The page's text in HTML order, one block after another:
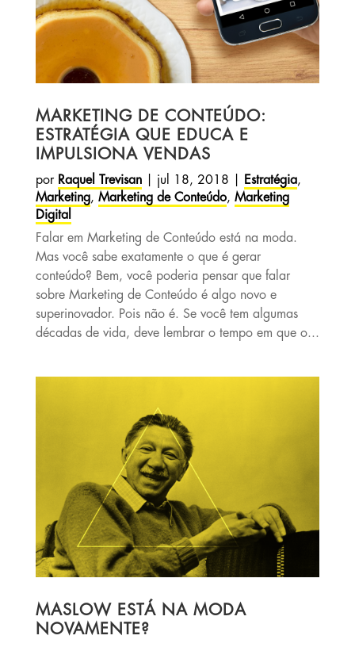
MARKETING DE CONTEÚDO:
ESTRATÉGIA QUE EDUCA E
IMPULSIONA VENDAS
por Raquel Trevisan| jul 18, 2018 Estratégia,
Marketing, Marketing de Conteúdo, Marketing
Digital
Falar em Marketing de Conteúdo está na moda.
Mas você sabe exatamente o que é gerar
conteúdo? Bem, você poderia pensar que falar
sobre Marketing de Conteúdo é algo novo e
superinovador. Pois não é. Se você tem algumas
décadas de vida, deve lembrar o tempo em que o...
MASLOW ESTÁ NA MODA
NOVAMENTE?